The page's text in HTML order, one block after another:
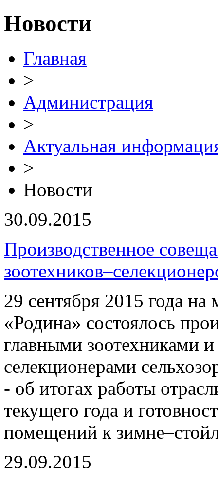
Новости
Главная
>
Администрация
>
Актуальная
>
Новости
30.09.2015
Производственное
29 сентября 2015 года
«Родина» состоялось
главными зоотехниками
селекционерами
- об итогах работы
текущего года и
помещений к
29.09.2015